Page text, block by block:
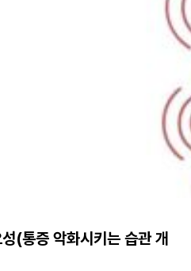
(통증 악화시키는 습관 개